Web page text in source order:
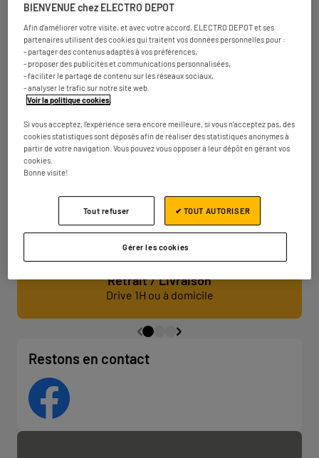
Retrait / Livraison
Drive 1H ou à domicile
Restons en contact
Facebook
BIENVENUE chez ELECTRO DEPOT
Afin d'améliorer votre visite, et avec votre accord, ELECTRO DEPOT et ses
partenaires utilisent des cookies qui traitent vos données personnelles pour :
- partager des contenus adaptés à vos préférences,
- proposer des publicités et communications personnalisées,
- faciliter le partage de contenu sur les réseaux sociaux,
- analyser le trafic sur notre site web.
Voir la politique cookies
Si vous acceptez, l'expérience sera encore meilleure, si vous n'acceptez pas, des
cookies statistiques sont déposés afin de réaliser des statistiques anonymes à
partir de votre navigation. Vous pouvez vous opposer à leur dépôt en gérant vos
cookies.
Bonne visite!
Gérer les cookies
Tout refuser ✔ TOUT AUTORISER